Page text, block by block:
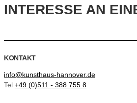
INTERESSE AN
KONTAKT
info@kunsthaus-hannover.de
Tel +49 (0)511 - 388 755 8